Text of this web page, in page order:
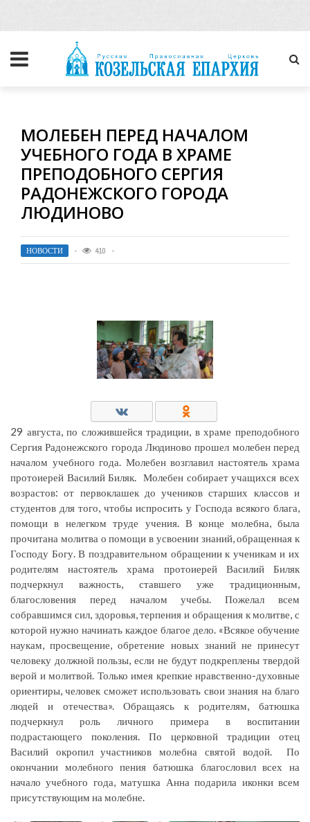
МОЛЕБЕН ПЕРЕД НАЧАЛОМ
УЧЕБНОГО ГОДА В ХРАМЕ
ПРЕПОДОБНОГО СЕРГИЯ
РАДОНЕЖСКОГО ГОРОДА
ЛЮДИНОВО
НОВОСТИ 410
29 августа, по сложившейся традиции, в храме преподобного
Сергия Радонежского города Людиново прошел молебен перед
началом учебного года. Молебен возглавил настоятель храма
протоиерей Василий Биляк. Молебен собирает учащихся всех
возрастов: от первоклашек до учеников старших классов и
студентов для того, чтобы испросить у Господа всякого блага,
помощи в нелегком труде учения. В конце молебна, была
прочитана молитва о помощи в усвоении знаний, обращенная к
Господу Богу. В поздравительном обращении к ученикам и их
родителям настоятель храма протоиерей Василий Биляк
подчеркнул важность, ставшего уже традиционным,
благословения перед началом учебы. Пожелал всем
собравшимся сил, здоровья, терпения и обращения к молитве, с
которой нужно начинать каждое благое дело. «Всякое обучение
наукам, просвещение, обретение новых знаний не принесут
человеку должной пользы, если не будут подкреплены твердой
верой и молитвой. Только имея крепкие нравственно-духовные
ориентиры, человек сможет использовать свои знания на благо
людей и отечества». Обращаясь к родителям, батюшка
подчеркнул роль личного примера в воспитании
подрастающего поколения. По церковной традиции отец
Василий окропил участников молебна святой водой. По
окончании молебного пения батюшка благословил всех на
начало учебного года, матушка Анна подарила иконки всем
присутствующим на молебне.